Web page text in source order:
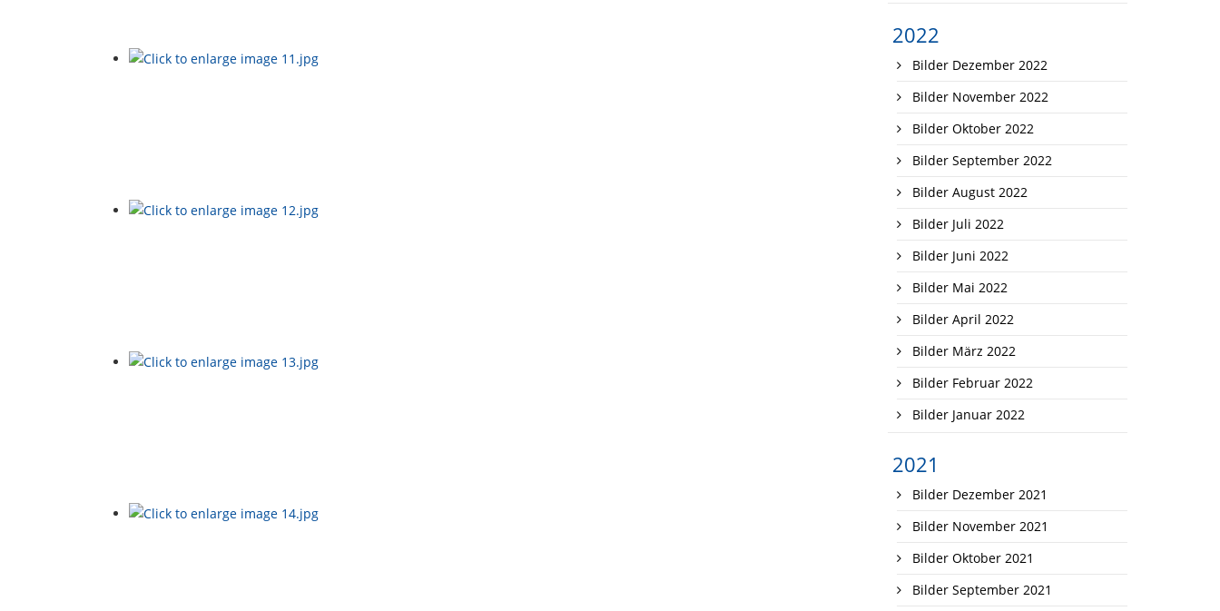
2022
Bilder Dezember 2022
Bilder November 2022
Bilder Oktober 2022
Bilder September 2022
Bilder August 2022
Bilder Juli 2022
Bilder Juni 2022
Bilder Mai 2022
Bilder April 2022
Bilder März 2022
Bilder Februar 2022
Bilder Januar 2022
2021
Bilder Dezember 2021
Bilder November 2021
Bilder Oktober 2021
Bilder September 2021